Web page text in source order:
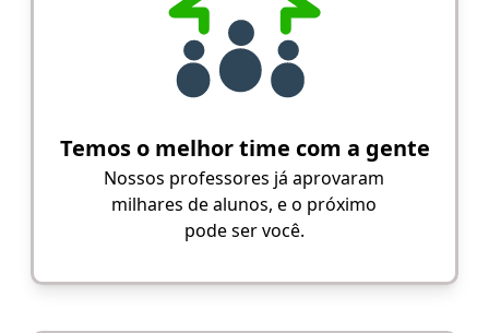
Temos o melhor time com a gente
Nossos professores já aprovaram
milhares de alunos, e o próximo
pode ser você.